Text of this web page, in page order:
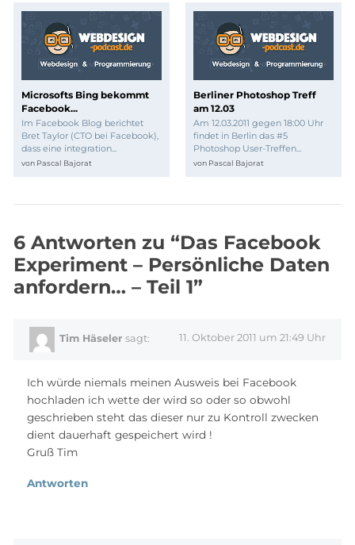
Microsofts Bing bekommt
Facebook...
Im Facebook Blog berichtet
Bret Taylor (CTO bei Facebook),
dass eine integration...
von Pascal Bajorat
Berliner Photoshop Treff
am 12.03
Am 12.03.2011 gegen 18:00 Uhr
findet in Berlin das #5
Photoshop User-Treffen...
von Pascal Bajorat
6 Antworten zu “Das Facebook
Experiment – Persönliche Daten
anfordern… – Teil 1”
Tim Häseler sagt: 11. Oktober 2011 um 21:49 Uhr
Ich würde niemals meinen Ausweis bei Facebook
hochladen ich wette der wird so oder so obwohl
geschrieben steht das dieser nur zu Kontroll zwecken
dient dauerhaft gespeichert wird !
Gruß Tim
Antworten